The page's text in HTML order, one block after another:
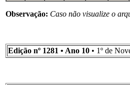
Observação: Caso não visualize o
Edição nº 1281 • Ano 10 • 1º de